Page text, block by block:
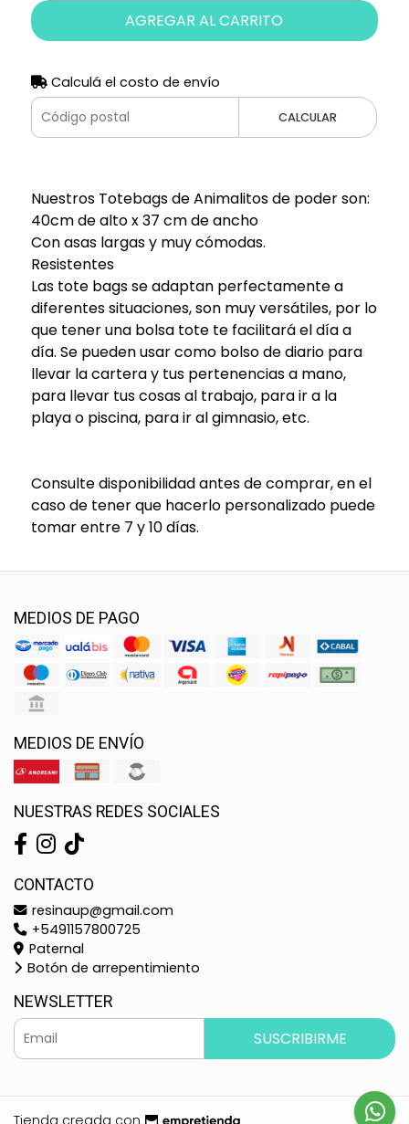
AGREGAR AL CARRITO
Calculá el costo de envío
CALCULAR
Nuestros Totebags de Animalitos de poder son:
40cm de alto x 37 cm de ancho
Con asas largas y muy cómodas.
Resistentes
Las tote bags se adaptan perfectamente a
diferentes situaciones, son muy versátiles, por lo
que tener una bolsa tote te facilitará el día a
día. Se pueden usar como bolso de diario para
llevar la cartera y tus pertenencias a mano,
para llevar tus cosas al trabajo, para ir a la
playa o piscina, para ir al gimnasio, etc.
Consulte disponibilidad antes de comprar, en el
caso de tener que hacerlo personalizado puede
tomar entre 7 y 10 días.
MEDIOS DE PAGO
MEDIOS DE ENVÍO
NUESTRAS REDES SOCIALES
CONTACTO
resinaup@gmail.com
+5491157800725
Paternal
Botón de arrepentimiento
NEWSLETTER
SUSCRIBIRME